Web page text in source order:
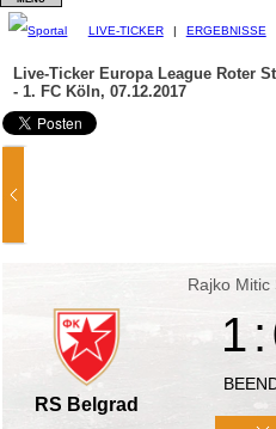
LIVE-TICKER | ERGEBNISSE
Live-Ticker Europa League Roter
- 1. FC Köln, 07.12.2017
Rajko Mitic
RS Belgrad